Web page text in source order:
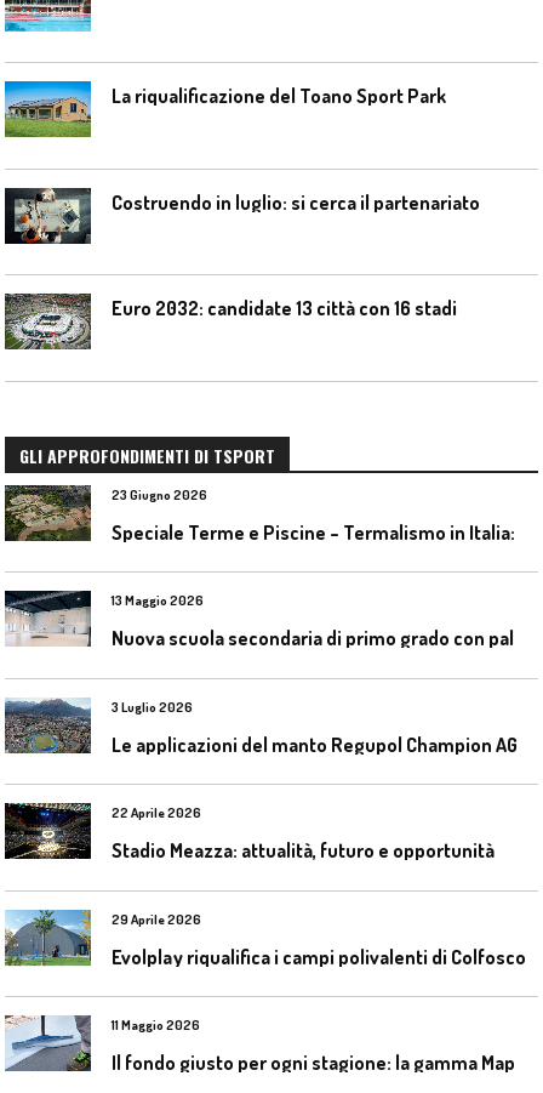
La riqualificazione del Toano Sport Park
Costruendo in luglio: si cerca il partenariato
Euro 2032: candidate 13 città con 16 stadi
GLI APPROFONDIMENTI DI TSPORT
23 Giugno 2026
13 Maggio 2026
3 Luglio 2026
22 Aprile 2026
Stadio Meazza: attualità, futuro e opportunità
29 Aprile 2026
Evolplay riqualifica i campi polivalenti di Colfosco
11 Maggio 2026